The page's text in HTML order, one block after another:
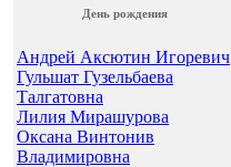
День рождения
Андрей Аксютин Игоревич
Гульшат Гузельбаева
Талгатовна
Лилия Мирашурова
Оксана Винтонив
Владимировна